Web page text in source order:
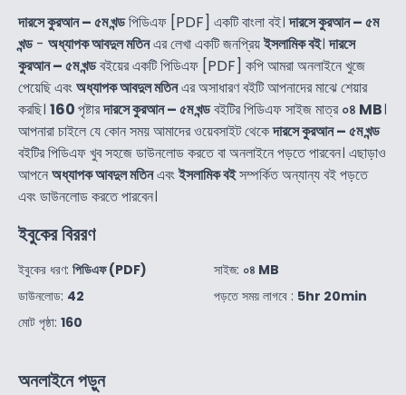
দারসে কুরআন – ৫ম খন্ডপিডিএফ [PDF] একটি বাংলা বই।দারসে কুরআন – ৫ম
খন্ড- অধ্যাপক আবদুল মতিনএর লেখা একটি জনপ্রিয়ইসলামিক বই।দারসে
কুরআন – ৫ম খন্ডবইয়ের একটি পিডিএফ [PDF] কপি আমরা অনলাইনে খুজে
পেয়েছি এবংঅধ্যাপক আবদুল মতিনএর অসাধারণ বইটি আপনাদের মাঝে শেয়ার
করছি। 160পৃষ্টারদারসে কুরআন – ৫ম খন্ডবইটির পিডিএফ সাইজ মাত্র০৪ MB।
আপনারা চাইলে যে কোন সময় আমাদের ওয়েবসাইট থেকেদারসে কুরআন – ৫ম খন্ড
বইটির পিডিএফ খুব সহজে ডাউনলোড করতে বা অনলাইনে পড়তে পারবেন। এছাড়াও
আপনেঅধ্যাপক আবদুল মতিনএবংইসলামিক বইসম্পর্কিত অন্যান্য বই পড়তে
এবং ডাউনলোড করতে পারবেন।
ইবুকের বিররণ
ইবুকের ধরণ: পিডিএফ (PDF)
ডাউনলোড: 42
মোট পৃষ্ঠা: 160
সাইজ: ০৪ MB
পড়তে সময় লাগবে : 5hr 20min
অনলাইনে পড়ুন